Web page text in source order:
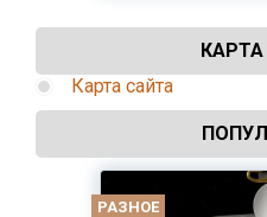
Карта сайта
РАЗНОЕ